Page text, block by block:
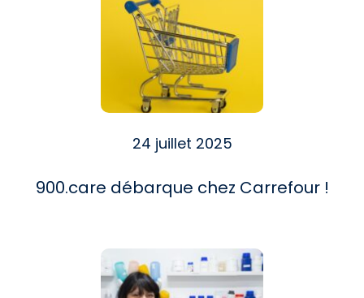
24 juillet 2025
900.care débarque chez Carrefour !